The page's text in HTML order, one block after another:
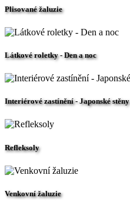
Plisované žaluzie
Látkové roletky - Den a noc
Interiérové zastínění - Japonské stěny
Refleksoly
Venkovní žaluzie